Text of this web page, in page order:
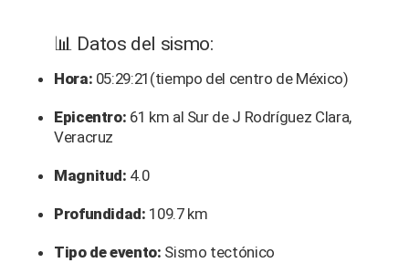
📊 Datos del sismo:
Hora: 05:29:21(tiempo del centro de México)
Epicentro: 61 km al Sur de J Rodríguez Clara,
Veracruz
Magnitud: 4.0
Profundidad: 109.7 km
Tipo de evento: Sismo tectónico